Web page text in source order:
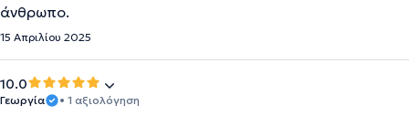
άνθρωπο.
15 Απριλίου 2025
10.0
Γεωργία • 1 αξιολόγηση